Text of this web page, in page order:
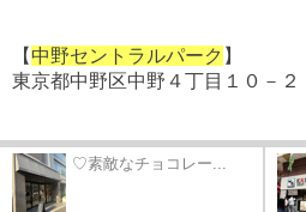
【 中野セントラルパーク 】
東京都中野区中野４丁目１０－２
♡素敵なチョコレー...